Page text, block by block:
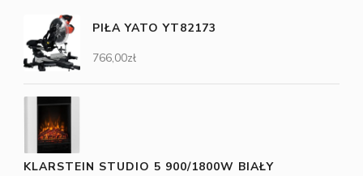
PIŁA YATO YT82173
766,00zł
KLARSTEIN STUDIO 5 900/1800W BIAŁY